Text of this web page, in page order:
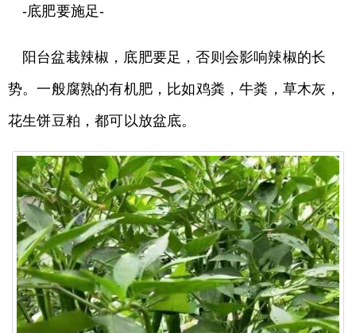
-底肥要施足-
阳台盆栽辣椒，底肥要足，否则会影响辣椒的长
势。一般腐熟的有机肥，比如鸡粪，牛粪，草木灰，
花生饼豆粕，都可以放盆底。